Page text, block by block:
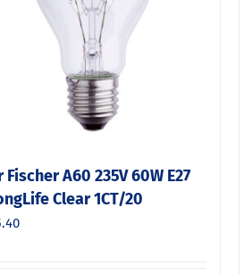
Fischer A60 235V 60W E27
Clear 1CT/20